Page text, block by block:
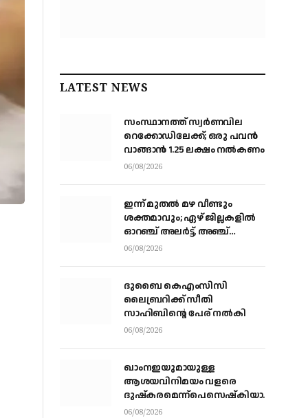
LATEST NEWS
സംസ്ഥാനത്ത് സ്വര്‍ണവില
റെക്കോഡിലേക്ക്; ഒരു പവന്‍
വാങ്ങാന്‍ 1.25 ലക്ഷം നല്‍കണം
06/08/2026
ഇന്ന് മുതല്‍ മഴ വീണ്ടും
ശക്തമാവും; ഏഴ് ജില്ലകളില്‍
ഓറഞ്ച് അലര്‍ട്ട്, അഞ്ച്
താലൂക്കുകളില്‍ അവധി
06/08/2026
ദുബൈ കെഎംസിസി
ലൈബ്രറിക്ക് സീതി
സാഹിബിന്റെ പേര് നല്‍കി
06/08/2026
ഖാംനഇയുമായുള്ള
ആശയവിനിമയം വളരെ
ദുഷ്‌കരമെന്ന്പെസെഷ്‌കിയാന്‍,
രാജിവെക്കില്ലെന്നും പ്രസിഡന്റ്
06/08/2026